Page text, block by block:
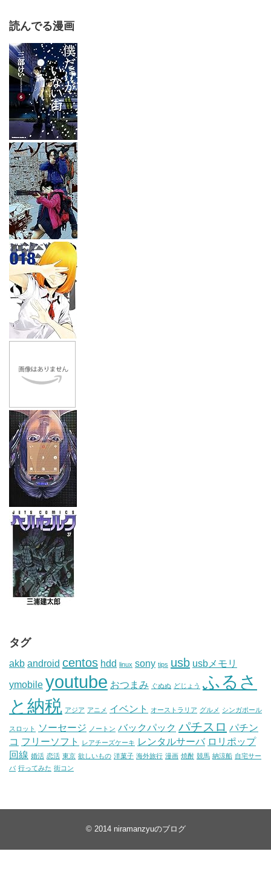
読んでる漫画
タグ
akb android centos hdd linux sony tips usb usbメモリ
ymobile youtube おつまみ ぐぬぬ どじょう ふるさ
と納税 アジア アニメ イベント オーストラリア グルメ シンガポール
スロット ソーセージ ノートン バックパック パチスロ パチン
コ フリーソフト レアチーズケーキ レンタルサーバ ロリポップ
回線 婚活 恋活 東京 欲しいもの 洋菓子 海外旅行 漫画 焼酎 競馬 納涼船 自宅サー
バ 行ってみた 街コン
© 2014 niramanzyuのブログ